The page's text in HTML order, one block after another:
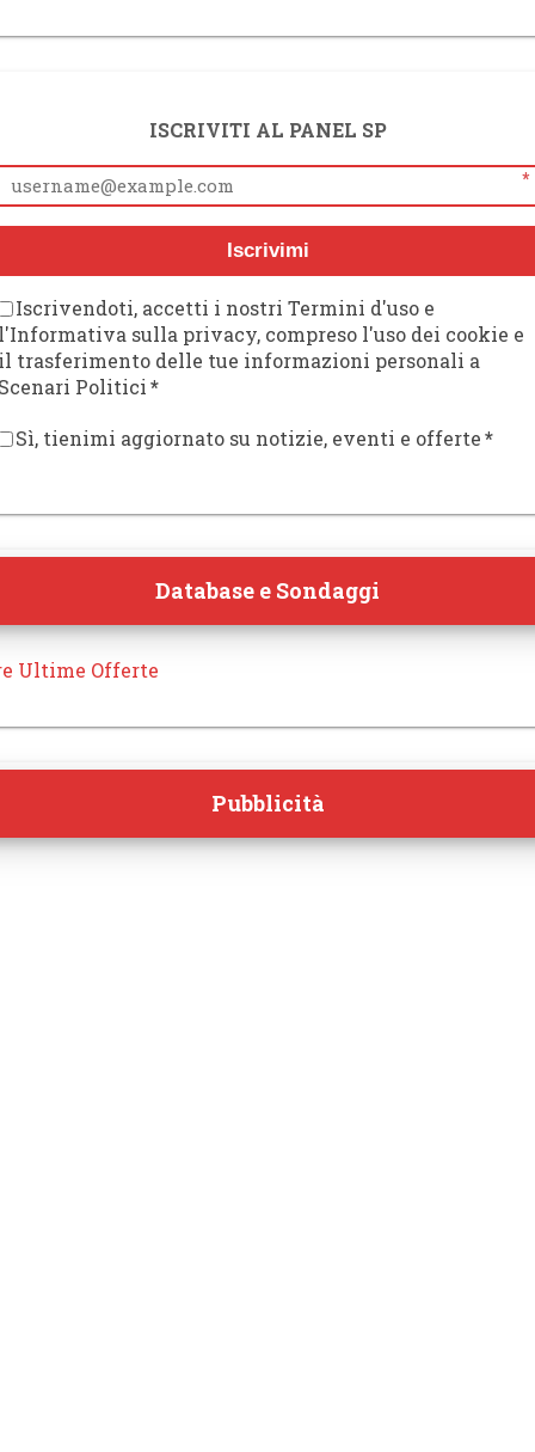
ISCRIVITI AL PANEL SP
*
Iscrivimi
Iscrivendoti, accetti i nostri Termini d'uso e
sulla privacy, compreso l'uso dei cookie e
trasferimento delle tue informazioni personali a
Politici*
Sì, tienimi aggiornato su notizie, eventi e offerte*
Database e Sondaggi
Ultime Offerte
Pubblicità